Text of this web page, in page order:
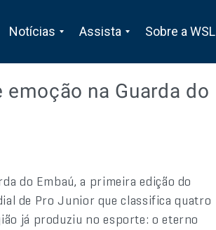
Notícias Assista Sobre a WSL
na Guarda do
do Embaú, a primeira edição do
de Pro Junior que classifica quatro
já produziu no esporte: o eterno